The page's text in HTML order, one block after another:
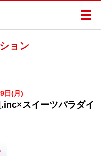
ョン
日(月)
スイーツパラダイ